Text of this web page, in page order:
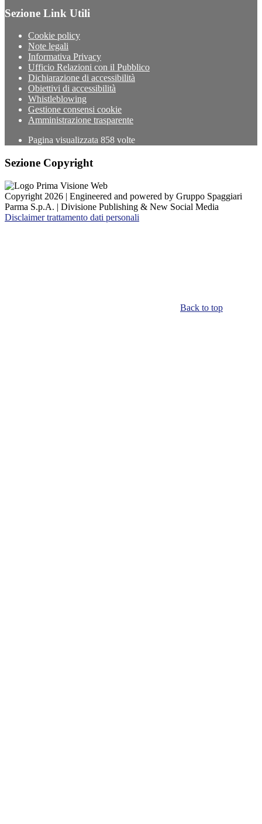
Sezione Link Utili
Cookie policy
Note legali
Informativa Privacy
Ufficio Relazioni con il Pubblico
Dichiarazione di accessibilità
Obiettivi di accessibilità
Whistleblowing
Gestione consensi cookie
Amministrazione trasparente
Pagina visualizzata 858 volte
Sezione Copyright
Copyright 2026 | Engineered and powered by Gruppo Spaggiari
Parma S.p.A. | Divisione Publishing & New Social Media
Disclaimer trattamento dati personali
Back to top